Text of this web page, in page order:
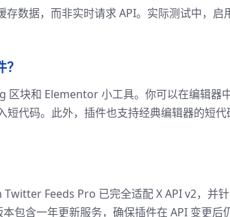
数据，而非实时请求 API。实际测试中，启
块和 Elementor 小工具。你可以在编辑器
代码。此外，插件也支持经典编辑器的短代
Feeds Pro 已完全适配 X API v2，并
包含一年更新服务，确保插件在 API 变更后